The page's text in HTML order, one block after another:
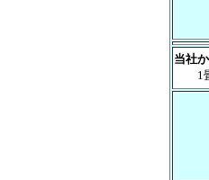
当社
1畳